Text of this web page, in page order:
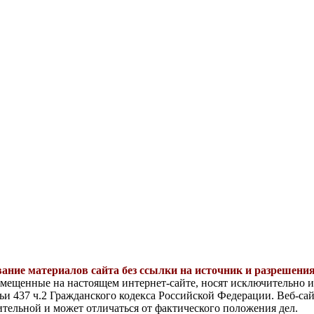
материалов сайта без ссылки на источник и
на настоящем интернет-сайте, носят
ч.2 Гражданского кодекса Российской Федерации. Веб-
и может отличаться от фактического положения дел.